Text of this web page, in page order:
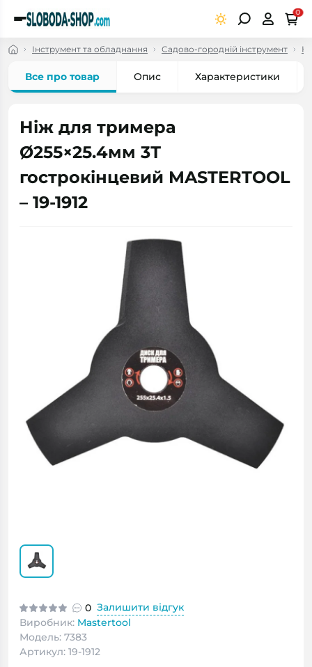
0
Інструмент та обладнання Садово-городній інструмент
Все про товар Опис Характеристики
Ніж для тримера
Ø255×25.4мм 3Т
гострокінцевий MASTERTOOL
– 19-1912
0 Залишити відгук
Виробник: Mastertool
Модель: 7383
Артикул: 19-1912